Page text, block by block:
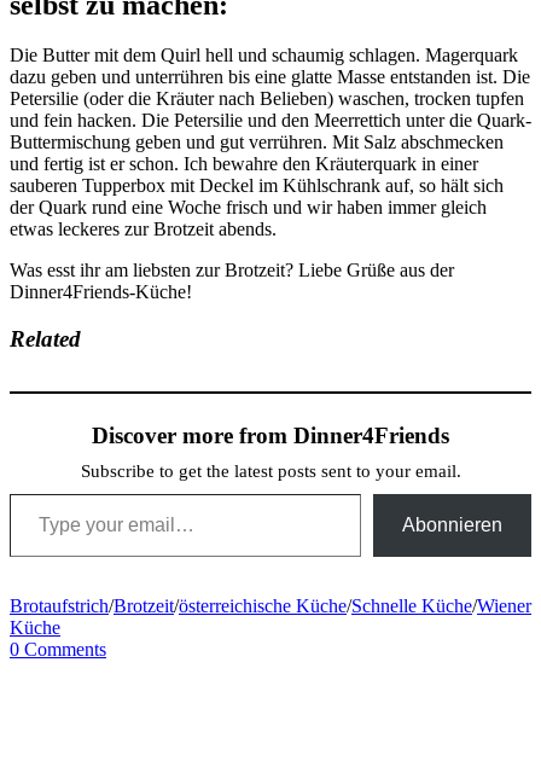
Die Butter mit dem Quirl hell und schaumig schlagen. Magerquark
dazu geben und unterrühren bis eine glatte Masse entstanden ist. Die
Petersilie (oder die Kräuter nach Belieben) waschen, trocken tupfen
und fein hacken. Die Petersilie und den Meerrettich unter die Quark-
Buttermischung geben und gut verrühren. Mit Salz abschmecken
und fertig ist er schon. Ich bewahre den Kräuterquark in einer
sauberen Tupperbox mit Deckel im Kühlschrank auf, so hält sich
der Quark rund eine Woche frisch und wir haben immer gleich
etwas leckeres zur Brotzeit abends.
Was esst ihr am liebsten zur Brotzeit? Liebe Grüße aus der
Dinner4Friends-Küche!
Related
Discover more from Dinner4Friends
Subscribe to get the latest posts sent to your email.
Type your email…
Abonnieren
Brotaufstrich/Brotzeit/österreichische Küche/Schnelle Küche/Wiener
Küche
0 Comments